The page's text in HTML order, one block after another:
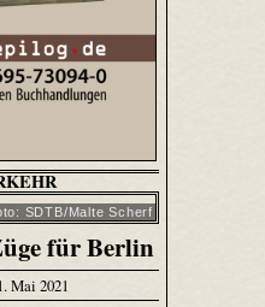
SDTB/Malte Scherf
für Berlin
Mai 2021